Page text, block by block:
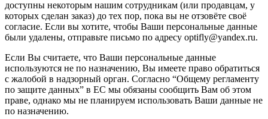
доступны некоторым нашим сотрудникам (или продавцам, у
которых сделан заказ) до тех пор, пока вы не отзовёте своё
согласие. Если вы хотите, чтобы Ваши персональные данные
были удалены, отправьте письмо по адресу optifly@yandex.ru.
Если Вы считаете, что Ваши персональные данные
используются не по назначению, Вы имеете право обратиться
с жалобой в надзорный орган. Согласно “Общему регламенту
по защите данных” в ЕС мы обязаны сообщить Вам об этом
праве, однако мы не планируем использовать Ваши данные не
по назначению.